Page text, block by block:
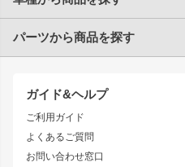
ガイド&ヘルプ
ご利用ガイド
よくあるご質問
お問い合わせ窓口
トヨタ
JZX90 CHASER
JZX110 MARK II
JZX100 MARK II
JZX90 MARK II
パーツから商品を探す
エアロシリーズ
ドリフトライン
風神
雷神